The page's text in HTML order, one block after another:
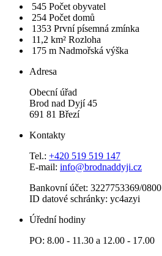
545 Počet obyvatel
254 Počet domů
1353 První písemná zmínka
11,2 km² Rozloha
175 m Nadmořská výška
Adresa
Obecní úřad
Brod nad Dyjí 45
691 81 Březí
Kontakty
Tel.: +420 519 519 147
E-mail: info@brodnaddyji.cz
Bankovní účet: 3227753369/0800
ID datové schránky: yc4azyi
Úřední hodiny
PO: 8.00 - 11.30 a 12.00 - 17.00